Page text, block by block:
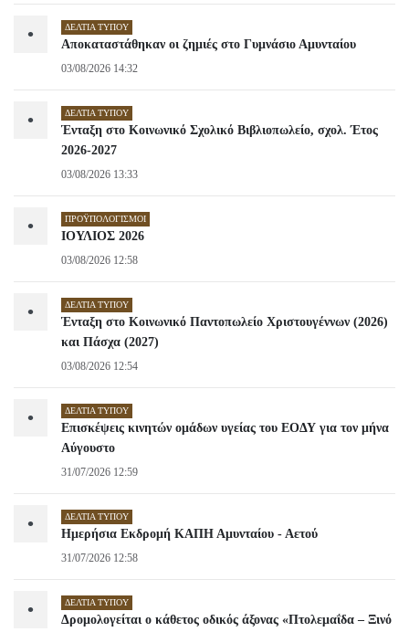
• ΔΕΛΤΊΑ ΤΎΠΟΥ
Αποκαταστάθηκαν οι ζημιές στο Γυμνάσιο Αμυνταίου
03/08/2026 14:32
• ΔΕΛΤΊΑ ΤΎΠΟΥ
Ένταξη στο Κοινωνικό Σχολικό Βιβλιοπωλείο, σχολ. Έτος
2026-2027
03/08/2026 13:33
• ΠΡΟΫΠΟΛΟΓΙΣΜΟΊ
ΙΟΥΛΙΟΣ 2026
03/08/2026 12:58
• ΔΕΛΤΊΑ ΤΎΠΟΥ
Ένταξη στο Κοινωνικό Παντοπωλείο Χριστουγέννων (2026)
και Πάσχα (2027)
03/08/2026 12:54
• ΔΕΛΤΊΑ ΤΎΠΟΥ
Επισκέψεις κινητών ομάδων υγείας του ΕΟΔΥ για τον μήνα
Αύγουστο
31/07/2026 12:59
• ΔΕΛΤΊΑ ΤΎΠΟΥ
Ημερήσια Εκδρομή ΚΑΠΗ Αμυνταίου - Αετού
31/07/2026 12:58
• ΔΕΛΤΊΑ ΤΎΠΟΥ
Δρομολογείται ο κάθετος οδικός άξονας «Πτολεμαΐδα – Ξινό